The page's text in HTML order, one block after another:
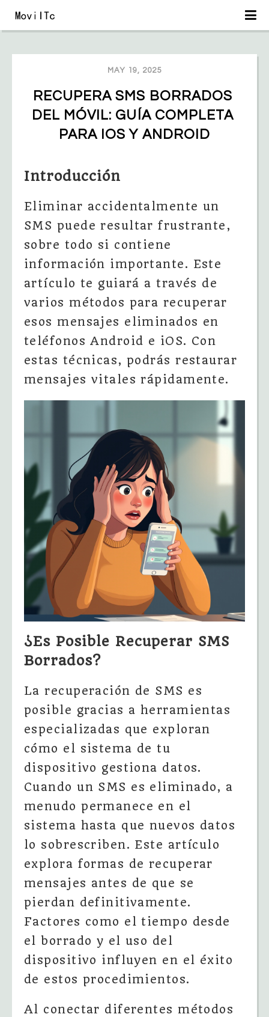
MAY 19, 2025
RECUPERA SMS BORRADOS
DEL MÓVIL: GUÍA COMPLETA
PARA IOS Y ANDROID
Introducción
Eliminar accidentalmente un
SMS puede resultar frustrante,
sobre todo si contiene
información importante. Este
artículo te guiará a través de
varios métodos para recuperar
esos mensajes eliminados en
teléfonos Android e iOS. Con
estas técnicas, podrás restaurar
mensajes vitales rápidamente.
¿Es Posible Recuperar SMS
Borrados?
La recuperación de SMS es
posible gracias a herramientas
especializadas que exploran
cómo el sistema de tu
dispositivo gestiona datos.
Cuando un SMS es eliminado, a
menudo permanece en el
sistema hasta que nuevos datos
lo sobrescriben. Este artículo
explora formas de recuperar
mensajes antes de que se
pierdan definitivamente.
Factores como el tiempo desde
el borrado y el uso del
dispositivo influyen en el éxito
de estos procedimientos.
Al conectar diferentes métodos